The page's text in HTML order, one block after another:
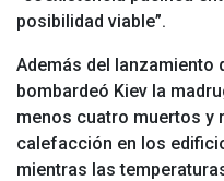
posibilidad viable”.
Además del lanzamiento
bombardeó Kiev la
menos cuatro muertos y
calefacción en los
mientras las